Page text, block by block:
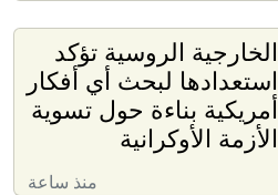
الخارجية الروسية تؤكد
استعدادها لبحث أي أفكار
أمريكية بناءة حول تسوية
الأزمة الأوكرانية
منذ ساعة